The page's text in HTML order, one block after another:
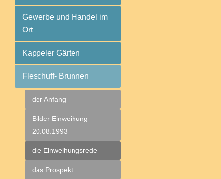
Gewerbe und Handel im
Ort
Kappeler Gärten
Fleschuff- Brunnen
der Anfang
Bilder Einweihung
20.08.1993
die Einweihungsrede
das Prospekt